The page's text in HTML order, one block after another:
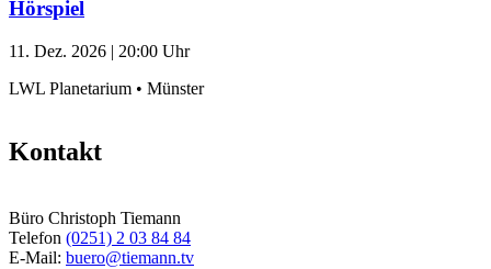
Hörspiel
11. Dez. 2026 | 20:00 Uhr
LWL Planetarium • Münster
Kontakt
Büro Christoph Tiemann
Telefon (0251) 2 03 84 84
E-Mail: buero@tiemann.tv